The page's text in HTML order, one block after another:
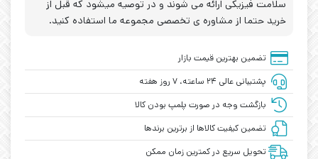
سلامت فیزیکی ارائه می شوند و در توصیه میشود که قبل از
خرید حتما از مشاوره ی تخصصی مجموعه ما استفاده کنید.
تضمین بهترین قیمت بازار
پشتیبانی عالی ۲۴ ساعته، ۷ روز هفته
بازگشت وجه در صورت پلمپ بودن کالا
تضمین کیفیت کالاها از برترین برندها
تحویل سریع در کمترین زمان ممکن